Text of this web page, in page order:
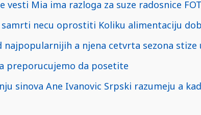
Mia ima razloga za suze radosnice
necu oprostiti Koliku alimentaciju
najpopularnijih a njena cetvrta sezona stize
preporucujemo da posetite
sinova Ane Ivanovic Srpski razumeju a